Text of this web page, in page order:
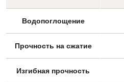
Водопоглощение
Прочность на сжатие
Изгибная прочность